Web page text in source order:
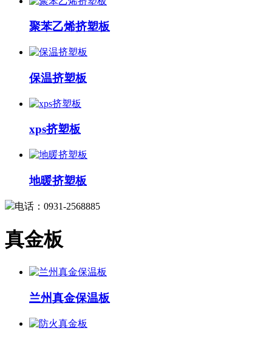
聚苯乙烯挤塑板
保温挤塑板
xps挤塑板
地暖挤塑板
电话：0931-2568885
真金板
兰州真金保温板